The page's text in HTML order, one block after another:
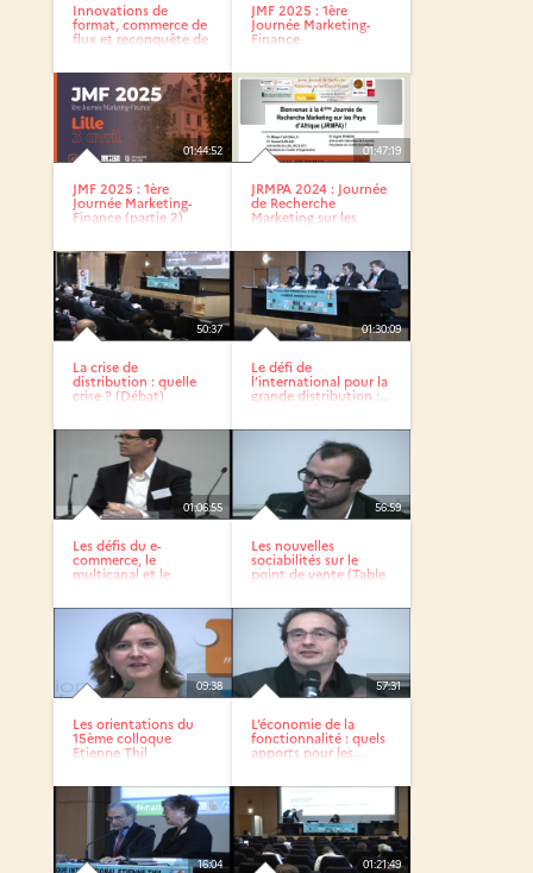
Innovations de
format, commerce de
flux et reconquête de
JMF 2025 : 1ère
Journée Marketing-
Finance
01:44:52
JMF 2025 : 1ère
Journée Marketing-
Finance (partie 2)
01:47:19
JRMPA 2024 : Journée
de Recherche
Marketing sur les
50:37
La crise de
distribution : quelle
crise ? (Débat)
01:30:09
Le défi de
l’international pour la
grande distribution :...
01:06:55
Les défis du e-
commerce, le
multicanal et le
56:59
Les nouvelles
sociabilités sur le
point de vente (Table
09:38
Les orientations du
15ème colloque
Etienne Thil
57:31
L’économie de la
fonctionnalité : quels
apports pour les...
16:04 01:21:49